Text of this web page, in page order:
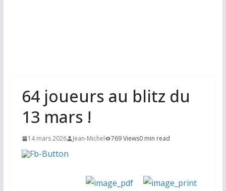
64 joueurs au blitz du
13 mars !
14 mars 2026 Jean-Michel 769 Views0 min read